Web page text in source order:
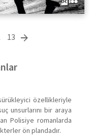
13
özellikleriyle
unsurlarını bir araya
Polisiye romanlarda
ön plandadır.